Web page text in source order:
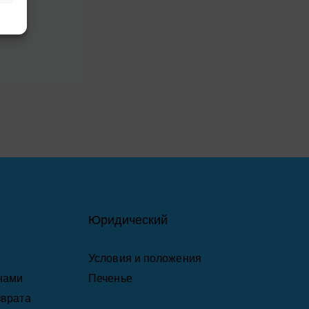
Юридический
Условия и положения
Печенье